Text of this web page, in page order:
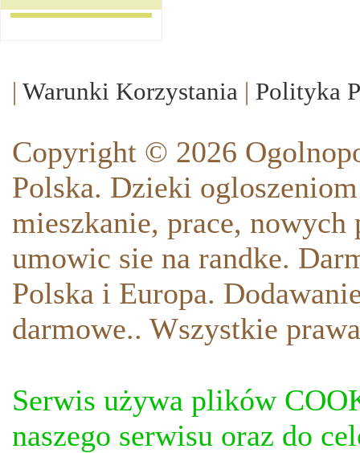
| Warunki Korzystania | Polityka
Copyright © 2026
Polska. Dzieki
mieszkanie, prace,
umowic sie na randke.
Polska i Europa.
darmowe.. Wszystkie
Serwis używa plików
naszego serwisu oraz do